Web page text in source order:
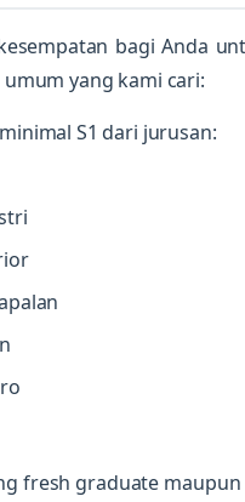
bagi Anda
yang kami cari:
S1 dari jurusan:
fresh graduate